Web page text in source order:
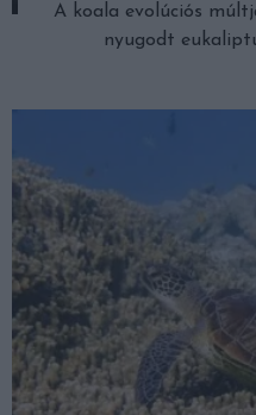
A koala evolúciós
nyugodt